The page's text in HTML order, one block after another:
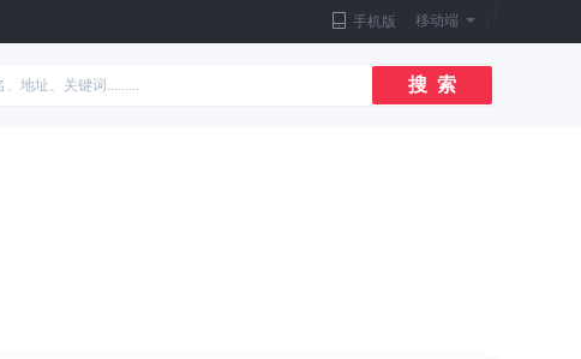
手机版 移动端
搜 索